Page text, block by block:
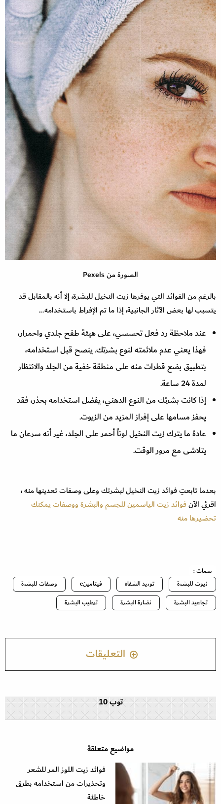
الصورة من Pexels
بالرغم من الفوائد التي يوفرها زيت النخيل للبشرة، إلا أنه بالمقابل قد
يتسبب لها بعض الآثار الجانبية، إذا ما تم الإفراط باستخدامه...
عند ملاحظة رد فعل تحسسي، على هيئة طفح جلدي واحمرار،
فهذا يعني عدم ملائمته لنوع بشرتك. ينصح قبل استخدامه،
بتطبيق بضع قطرات منه على منطقة خفية من الجلد والانتظار
لمدة 24 ساعة.
إذا كانت بشرتك من النوع الدهني، يفضل استخدامه بحذر، فقد
يحفز مسامها على إفراز المزيد من الزيوت.
عادة ما يترك زيت النخيل لوناً أحمر على الجلد، غير أنه سرعان ما
يتلاشى مع مرور الوقت.
بعدما تابعتِ فوائد زيت النخيل لبشرتك وعلى وصفات تعدينها منه ،
اقرئي الآنفوائد زيت الياسمين للجسم والبشرة ووصفات يمكنك
تحضيرها منه
سمات :
زيوت للبشرة
توريد الشفاه فيتامينe
وصفات للبشرة
تجاعيد البشرة
نضارة البشرة ترطيب البشرة
التعليقات
توب 10
مواضيع متعلقة
فوائد زيت اللوز المر للشعر
وتحذيرات من استخدامه بطرق
خاطئة